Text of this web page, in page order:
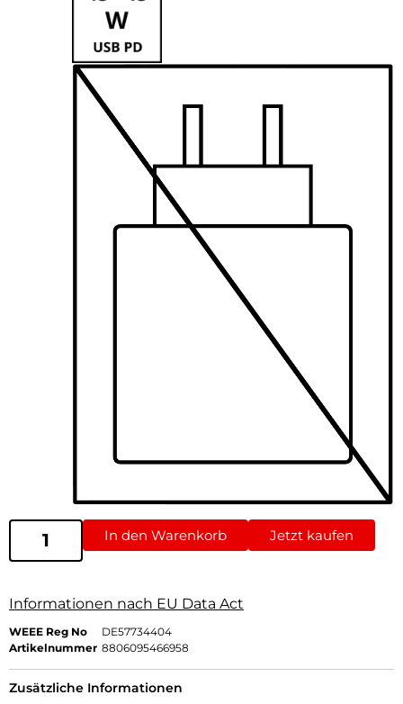
In den Warenkorb Jetzt kaufen
Informationen nach EU Data Act
WEEE Reg No
DE57734404
Artikelnummer 8806095466958
Zusätzliche Informationen